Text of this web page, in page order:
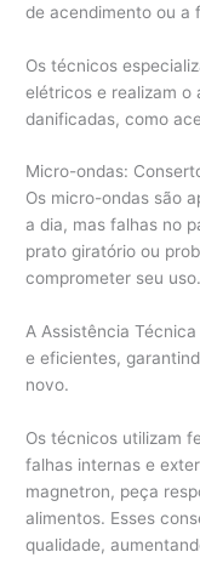
de acendimento ou a
Os técnicos
elétricos e realizam o
danificadas, como
Micro-ondas:
Os micro-ondas são
a dia, mas falhas no
prato giratório ou
comprometer seu uso.
A Assistência
e eficientes,
novo.
Os técnicos utilizam
falhas internas e
magnetron, peça
alimentos. Esses
qualidade,